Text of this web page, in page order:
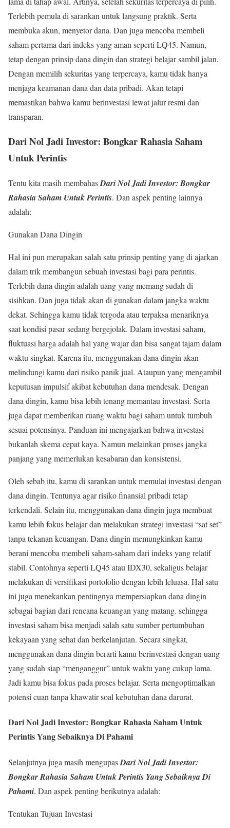
Terlebih pemula di sarankan untuk langsung praktik. Serta
membuka akun, menyetor dana. Dan juga mencoba membeli
saham pertama dari indeks yang aman seperti LQ45. Namun,
tetap dengan prinsip dana dingin dan strategi belajar sambil jalan.
Dengan memilih sekuritas yang terpercaya, kamu tidak hanya
menjaga keamanan dana dan data pribadi. Akan tetapi
memastikan bahwa kamu berinvestasi lewat jalur resmi dan
transparan.
Dari Nol Jadi Investor: Bongkar Rahasia Saham
Untuk Perintis
Tentu kita masih membahasDari Nol Jadi Investor: Bongkar
Rahasia Saham Untuk Perintis. Dan aspek penting lainnya
adalah:
Gunakan Dana Dingin
Hal ini pun merupakan salah satu prinsip penting yang di ajarkan
dalam trik membangun sebuah investasi bagi para perintis.
Terlebih dana dingin adalah uang yang memang sudah di
sisihkan. Dan juga tidak akan di gunakan dalam jangka waktu
dekat. Sehingga kamu tidak tergoda atau terpaksa menariknya
saat kondisi pasar sedang bergejolak. Dalam investasi saham,
fluktuasi harga adalah hal yang wajar dan bisa sangat tajam dalam
waktu singkat. Karena itu, menggunakan dana dingin akan
melindungi kamu dari risiko panik jual. Ataupun yang mengambil
keputusan impulsif akibat kebutuhan dana mendesak. Dengan
dana dingin, kamu bisa lebih tenang memantau investasi. Serta
juga dapat memberikan ruang waktu bagi saham untuk tumbuh
sesuai potensinya. Panduan ini mengajarkan bahwa investasi
bukanlah skema cepat kaya. Namun melainkan proses jangka
panjang yang memerlukan kesabaran dan konsistensi.
Oleh sebab itu, kamu di sarankan untuk memulai investasi dengan
dana dingin. Tentunya agar risiko finansial pribadi tetap
terkendali. Selain itu, menggunakan dana dingin juga membuat
kamu lebih fokus belajar dan melakukan strategi investasi “sat set”
tanpa tekanan keuangan. Dana dingin memungkinkan kamu
berani mencoba membeli saham-saham dari indeks yang relatif
stabil. Contohnya seperti LQ45 atau IDX30, sekaligus belajar
melakukan di versifikasi portofolio dengan lebih leluasa. Hal satu
ini juga menekankan pentingnya mempersiapkan dana dingin
sebagai bagian dari rencana keuangan yang matang. sehingga
investasi saham bisa menjadi salah satu sumber pertumbuhan
kekayaan yang sehat dan berkelanjutan. Secara singkat,
menggunakan dana dingin berarti kamu berinvestasi dengan uang
yang sudah siap “menganggur” untuk waktu yang cukup lama.
Jadi kamu bisa fokus pada proses belajar. Serta mengoptimalkan
potensi cuan tanpa khawatir soal kebutuhan dana darurat.
Dari Nol Jadi Investor: Bongkar Rahasia Saham Untuk
Perintis Yang Sebaiknya Di Pahami
Selanjutnya juga masih mengupasDari Nol Jadi Investor:
Bongkar Rahasia Saham Untuk Perintis Yang Sebaiknya Di
Pahami. Dan aspek penting berikutnya adalah:
Tentukan Tujuan Investasi